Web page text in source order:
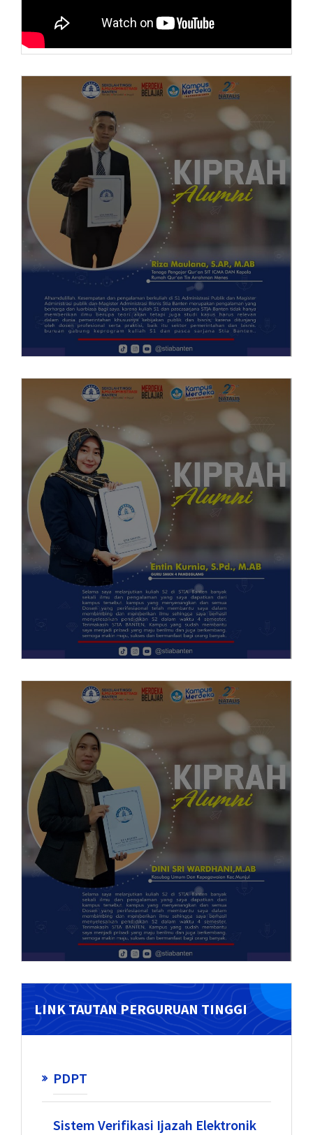
LINK TAUTAN PERGURUAN TINGGI
PDPT
Sistem Verifikasi Ijazah Elektronik